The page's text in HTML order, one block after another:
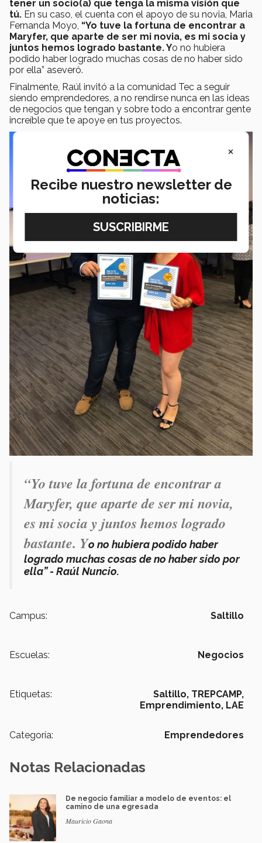
tener un socio(a) que tenga la misma visión que
tú. En su caso, el cuenta con el apoyo de su novia, Maria
Fernanda Moyo, “Yo tuve la fortuna de encontrar a
Maryfer, que aparte de ser mi novia, es mi socia y
juntos hemos logrado bastante. Yo no hubiera
podido haber logrado muchas cosas de no haber sido
por ella” aseveró.
Finalmente, Raúl invitó a la comunidad Tec a seguir
siendo emprendedores, a no rendirse nunca en las ideas
de negocios que tengan y sobre todo a encontrar gente
increíble que te apoye en tus proyectos.
“Yo tuve la fortuna de encontrar a
Maryfer, que aparte de ser mi novia,
es mi socia y juntos hemos logrado
bastante. Yo no hubiera podido haber
logrado muchas cosas de no haber sido por
ella” - Raúl Nuncio.
Campus: Saltillo
Escuelas: Negocios
Etiquetas: Saltillo, TREPCAMP,
Emprendimiento, LAE
Categoría: Emprendedores
Notas Relacionadas
De negocio familiar a modelo de eventos: el
camino de una egresada
Mauricio Gaona
×
Recibe nuestro newsletter de
noticias: